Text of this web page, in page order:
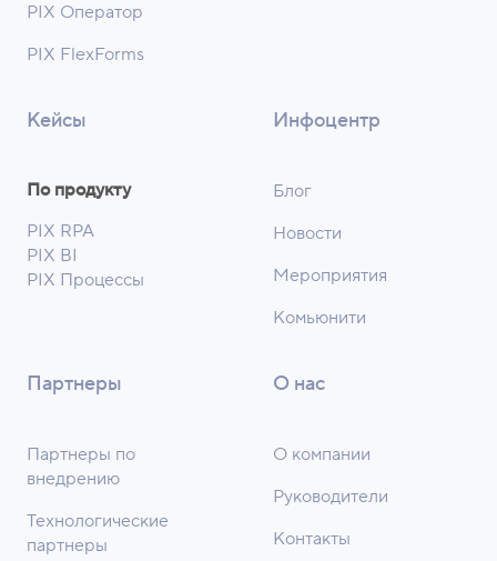
PIX Оператор
PIX FlexForms
Кейсы
По продукту
PIX RPA
PIX BI
PIX Процессы
Инфоцентр
Блог
Новости
Мероприятия
Комьюнити
Партнеры
Партнеры по
внедрению
Технологические
партнеры
О нас
О компании
Руководители
Контакты